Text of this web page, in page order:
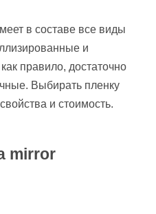
в составе все виды
и
правило, достаточно
Выбирать пленку
и стоимость.